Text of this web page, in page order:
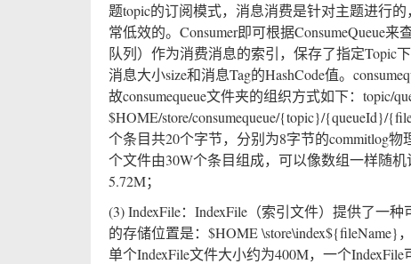
题topic的订阅模式，消息消费是针对主题进行
常低效的。Consumer即可根据ConsumeQueue
队列）作为消费消息的索引，保存了指定Topic
消息大小size和消息Tag的HashCode值。
故consumequeue文件夹的组织方式如下：topic/
$HOME/store/consumequeue/{topic}/{queueId}/
个条目共20个字节，分别为8字节的commitlog物
个文件由30W个条目组成，可以像数组一样随机
5.72M；
(3) IndexFile：IndexFile（索引文件）提供了一
的存储位置是：$HOME
单个IndexFile文件大小约为400M，一个